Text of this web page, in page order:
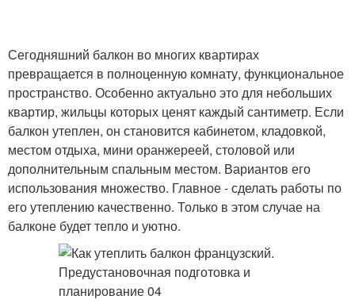
Сегодняшний балкон во многих квартирах
превращается в полноценную комнату, функциональное
пространство. Особенно актуально это для небольших
квартир, жильцы которых ценят каждый сантиметр. Если
балкон утеплен, он становится кабинетом, кладовкой,
местом отдыха, мини оранжереей, столовой или
дополнительным спальным местом. Вариантов его
использования множество. Главное - сделать работы по
его утеплению качественно. Только в этом случае на
балконе будет тепло и уютно.